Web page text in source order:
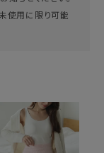
使用に限り可能